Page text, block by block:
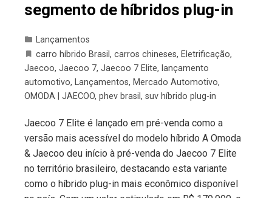
segmento de híbridos plug-in
Lançamentos
carro híbrido Brasil , carros chineses, Eletrificação,
Jaecoo, Jaecoo 7, Jaecoo 7 Elite, lançamento
automotivo, Lançamentos, Mercado Automotivo,
OMODA | JAECOO, phev brasil , suv híbrido plug-in
Jaecoo 7 Elite é lançado em pré-venda como a
versão mais acessível do modelo híbrido A Omoda
& Jaecoo deu início à pré-venda do Jaecoo 7 Elite
no território brasileiro, destacando esta variante
como o híbrido plug-in mais econômico disponível